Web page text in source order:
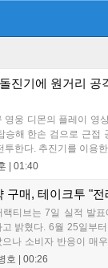
진기에 원거리 공
영웅 디몬의 플레이 영
승해 한손 검으로 근접
투한다. 추진기를 이용
파괴 시 맨몸으로 기관
....
01:40
구매, 테이크투 "
티브는 7일 실적 발
밝혔다. 6월 25일부
으나 소비자 반응이 매
로 정식 출시될 예정
호 00:26